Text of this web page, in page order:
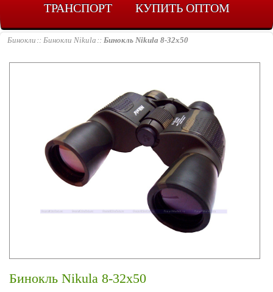
ТРАНСПОРТ КУПИТЬ ОПТОМ
Бинокли Бинокли Nikula Бинокль Nikula 8-32x50
Бинокль Nikula 8-32x50